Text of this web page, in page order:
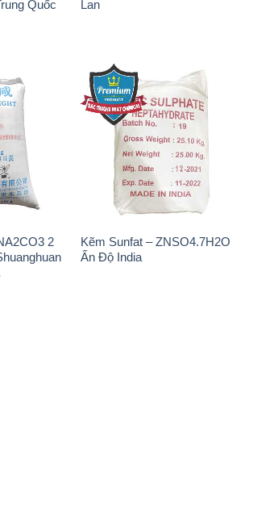
2
Kẽm Sunfat – ZNSO4.7H2O
Ấn Độ India
quy định chung